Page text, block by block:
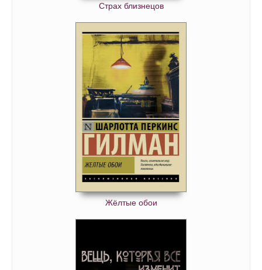
Страх близнецов
Жёлтые обои